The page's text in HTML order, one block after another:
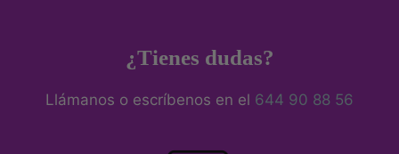
¿Tienes dudas?
Llámanos o escríbenos en el 644 90 88 56